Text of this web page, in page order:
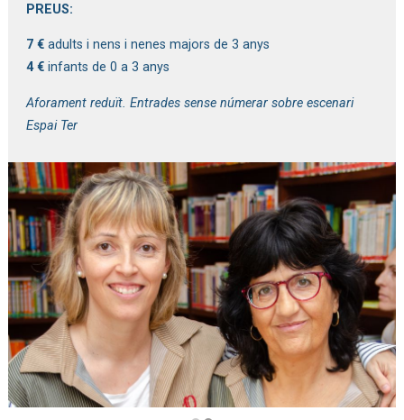
PREUS:
7 € adults i nens i nenes majors de 3 anys
4 € infants de 0 a 3 anys
Aforament reduït. Entrades sense númerar sobre escenari
Espai Ter